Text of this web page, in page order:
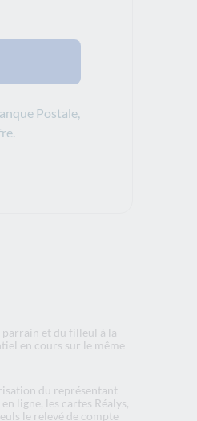
Postale,
parrain et du filleul à la
en cours sur le même
du représentant
ligne, les cartes Réalys,
le relevé de compte